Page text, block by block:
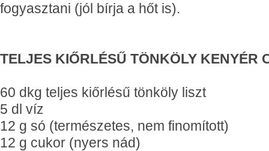
fogyasztani (jól bírja a hőt is).
TELJES KIŐRLÉSŰ TÖNKÖLY KENYÉR
60 dkg teljes kiőrlésű tönköly liszt
5 dl víz
12 g só (természetes, nem finomított)
12 g cukor (nyers nád)